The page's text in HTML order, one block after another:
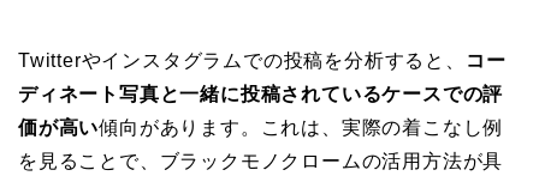
Twitterやインスタグラムでの投稿を分析すると、
コー
ディネート写真と一緒に投稿されているケースでの評
価が高い傾向があります。これは、実際の着こなし例
を見ることで、ブラックモノクロームの活用方法が具